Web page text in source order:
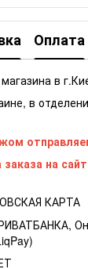
Оплата
в
в
на
КАРТА